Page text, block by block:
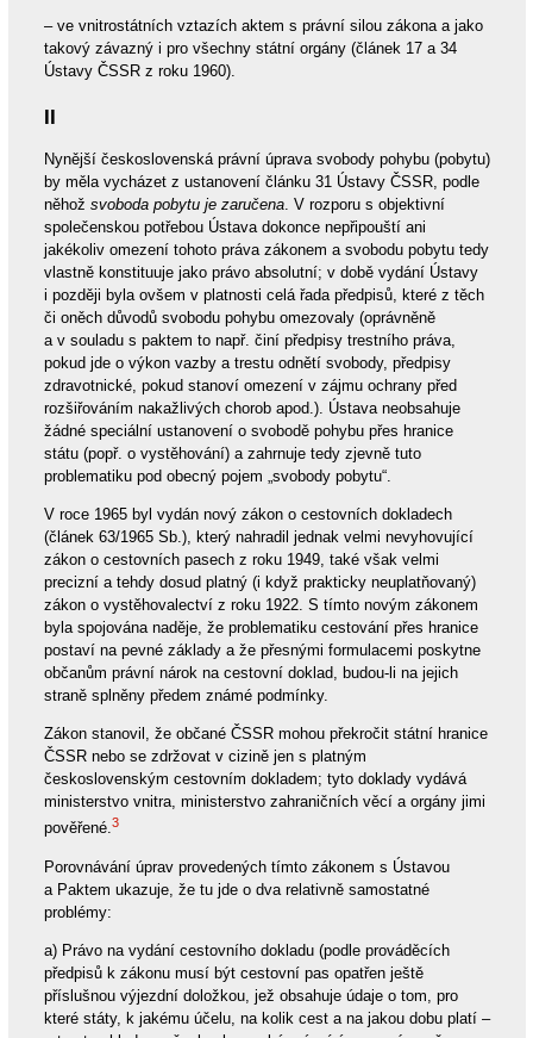
– ve vnitrostátních vztazích aktem s právní silou zákona a jako
takový závazný i pro všechny státní orgány (článek 17 a 34
Ústavy ČSSR z roku 1960).
Nynější československá právní úprava svobody pohybu (pobytu)
by měla vycházet z ustanovení článku 31 Ústavy ČSSR, podle
něhož svoboda pobytu je zaručena. V rozporu s objektivní
společenskou potřebou Ústava dokonce nepřipouští ani
jakékoliv omezení tohoto práva zákonem a svobodu pobytu tedy
vlastně konstituuje jako právo absolutní; v době vydání Ústavy
i později byla ovšem v platnosti celá řada předpisů, které z těch
či oněch důvodů svobodu pohybu omezovaly (oprávněně
a v souladu s paktem to např. činí předpisy trestního práva,
pokud jde o výkon vazby a trestu odnětí svobody, předpisy
zdravotnické, pokud stanoví omezení v zájmu ochrany před
rozšiřováním nakažlivých chorob apod.). Ústava neobsahuje
žádné speciální ustanovení o svobodě pohybu přes hranice
státu (popř. o vystěhování) a zahrnuje tedy zjevně tuto
problematiku pod obecný pojem „svobody pobytu“.
V roce 1965 byl vydán nový zákon o cestovních dokladech
(článek 63/1965 Sb.), který nahradil jednak velmi nevyhovující
zákon o cestovních pasech z roku 1949, také však velmi
precizní a tehdy dosud platný (i když prakticky neuplatňovaný)
zákon o vystěhovalectví z roku 1922. S tímto novým zákonem
byla spojována naděje, že problematiku cestování přes hranice
postaví na pevné základy a že přesnými formulacemi poskytne
občanům právní nárok na cestovní doklad, budou-li na jejich
straně splněny předem známé podmínky.
Zákon stanovil, že občané ČSSR mohou překročit státní hranice
ČSSR nebo se zdržovat v cizině jen s platným
československým cestovním dokladem; tyto doklady vydává
ministerstvo vnitra, ministerstvo zahraničních věcí a orgány jimi
pověřené.3
Porovnávání úprav provedených tímto zákonem s Ústavou
a Paktem ukazuje, že tu jde o dva relativně samostatné
problémy:
a) Právo na vydání cestovního dokladu (podle prováděcích
předpisů k zákonu musí být cestovní pas opatřen ještě
příslušnou výjezdní doložkou, jež obsahuje údaje o tom, pro
které státy, k jakému účelu, na kolik cest a na jakou dobu platí –